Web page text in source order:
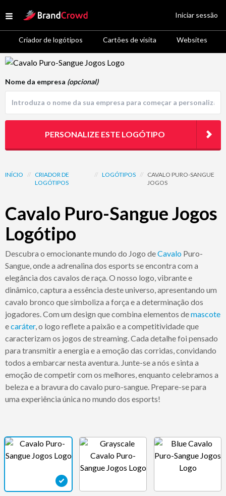
Open menu
Site Logo
Criador de logótipos Cartões de visita Websites
Iniciar sessão
Logo Template Preview
INÍCIO // CRIADOR DE
LOGÓTIPOS
// LOGÓTIPOS // CAVALO PURO-SANGUE
JOGOS
Cavalo Puro-Sangue Jogos
Logótipo
Descubra o emocionante mundo do Jogo deCavalo Puro-
Sangue, onde a adrenalina dos esports se encontra com a
elegância dos cavalos de raça. O nosso logo, vibrante e
dinâmico, captura a essência deste universo, apresentando um
cavalo bronco que simboliza a força e a determinação dos
jogadores. Com um design que combina elementos demascote
ecaráter, o logo reflete a paixão e a competitividade que
caracterizam os jogos de streaming. Cada detalhe foi pensado
para transmitir a energia e a emoção das corridas, convidando
todos a embarcar nesta aventura. Junte-se a nós e sinta a
emoção de competir com os melhores, enquanto celebramos a
beleza e a bravura do cavalo puro-sangue. Prepare-se para
uma experiência única no mundo dos esports!
Nome da empresa (opcional)
PERSONALIZE ESTE LOGÓTIPO